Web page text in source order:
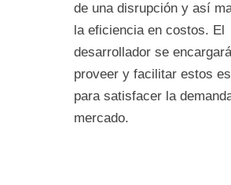
de una disrupción y así
la eficiencia en costos. El
desarrollador se
proveer y facilitar estos
para satisfacer la
mercado.